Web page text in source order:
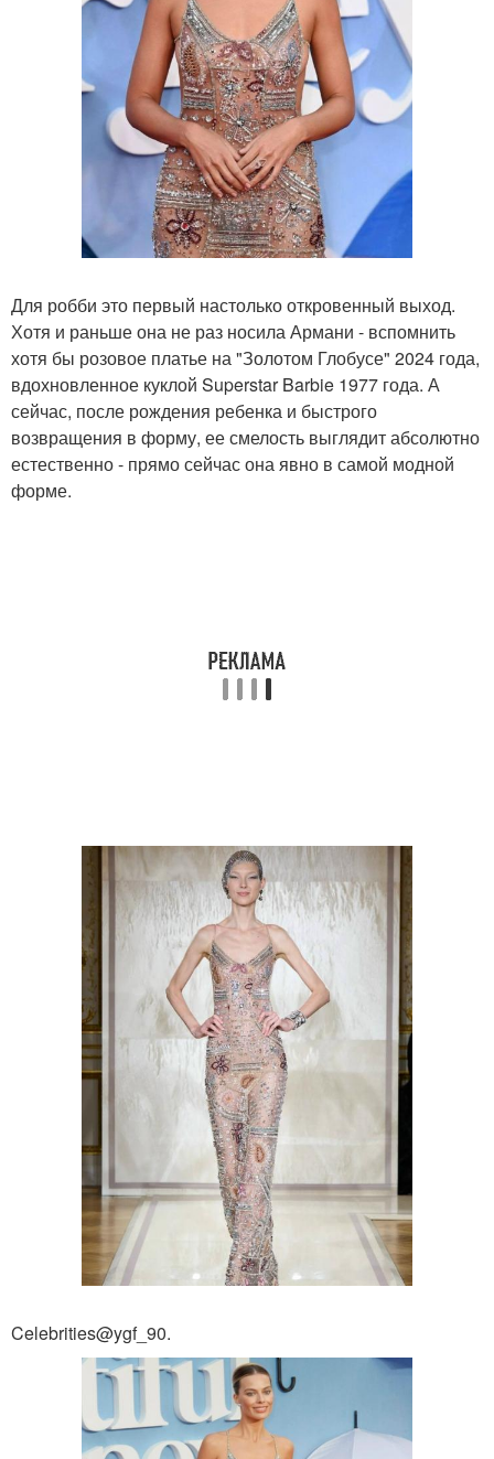
Для робби это первый настолько откровенный выход.
Хотя и раньше она не раз носила Армани - вспомнить
хотя бы розовое платье на "Золотом Глобусе" 2024 года,
вдохновленное куклой Superstar Barbie 1977 года. А
сейчас, после рождения ребенка и быстрого
возвращения в форму, ее смелость выглядит абсолютно
естественно - прямо сейчас она явно в самой модной
форме.
Celebrities@ygf_90.